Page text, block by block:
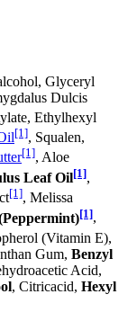
Glyceryl
Dulcis
Ethylhexyl
[1], Squalen,
[1], Aloe
Leaf Oil[1],
[1], Melissa
[1],
(Vitamin E),
Gum, Benzyl
Acid,
, Citricacid, Hexyl